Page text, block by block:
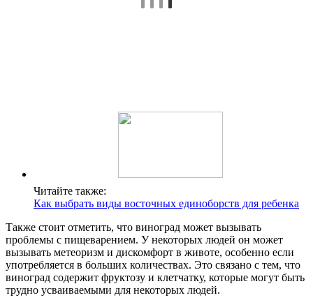
Читайте также:
Как выбрать виды восточных единоборств для ребенка
Также стоит отметить, что виноград может вызывать
проблемы с пищеварением. У некоторых людей он может
вызывать метеоризм и дискомфорт в животе, особенно если
употребляется в больших количествах. Это связано с тем, что
виноград содержит фруктозу и клетчатку, которые могут быть
трудно усваиваемыми для некоторых людей.